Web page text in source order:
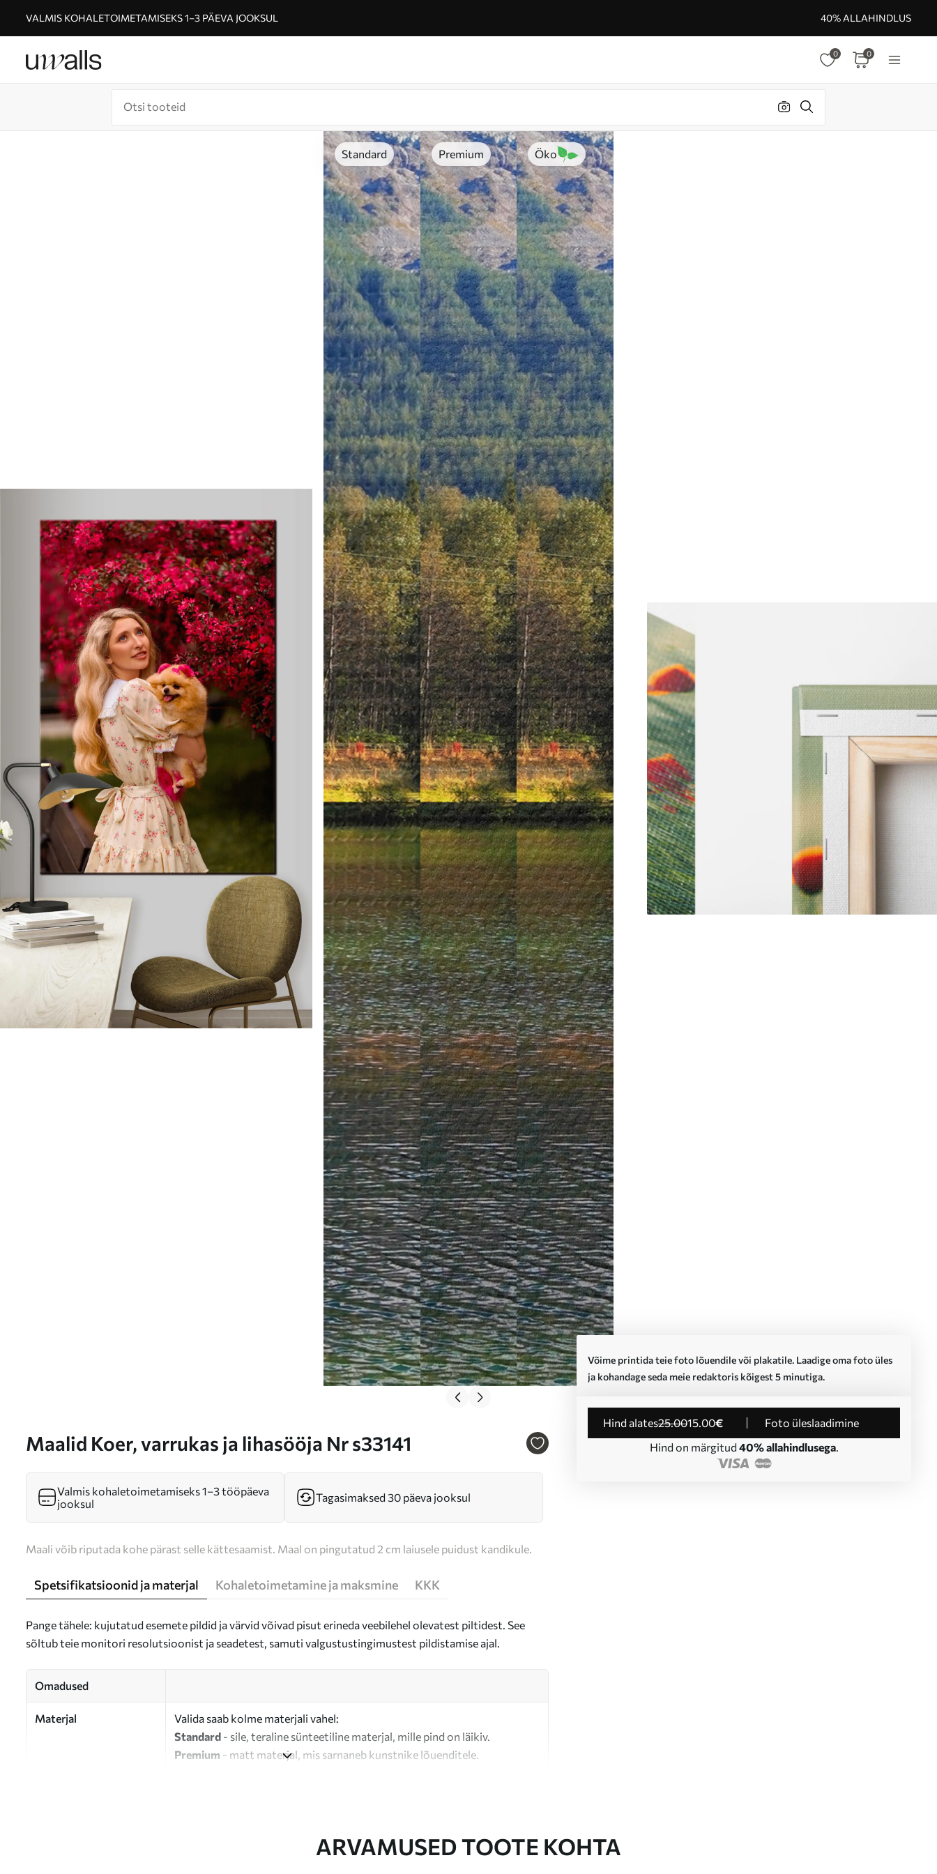
VALMIS KOHALETOIMETAMISEKS 1–3 PÄEVA JOOKSUL 40% ALLAHINDLUS
0 0
Standard Premium Öko
Maalid Koer, varrukas ja lihasööja Nr s33141
Võime printida teie foto lõuendile või plakatile. Laadige oma foto üles
ja kohandage seda meie redaktoris kõigest 5 minutiga.
Hind alates25.0015.00€
Foto üleslaadimine
Hind on märgitud 40% allahindlusega.
Valmis kohaletoimetamiseks 1–3 tööpäeva
jooksul
Tagasimaksed 30 päeva jooksul
Maali võib riputada kohe pärast selle kättesaamist. Maal on pingutatud 2 cm laiusele puidust kandikule.
Spetsifikatsioonid ja materjal Kohaletoimetamine ja maksmine KKK
Pange tähele: kujutatud esemete pildid ja värvid võivad pisut erineda veebilehel olevatest piltidest. See
sõltub teie monitori resolutsioonist ja seadetest, samuti valgustustingimustest pildistamise ajal.
Omadused
Materjal
Valida saab kolme materjali vahel:
Standard - sile, teraline sünteetiline materjal, mille pind on läikiv.
Premium - matt materjal, mis sarnaneb kunstnike lõuenditele.
ARVAMUSED TOOTE KOHTA